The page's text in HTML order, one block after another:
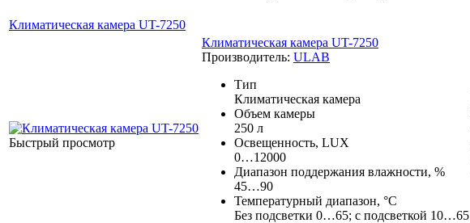
Климатическая камера UT-7250
Быстрый просмотр
Климатическая камера UT-7250
Производитель: ULAB
Тип
Климатическая камера
Объем камеры
250 л
Освещенность, LUX
0…12000
Диапазон поддержания влажности, %
45…90
Температурный диапазон, °С
Без подсветки 0…65; с подсветкой 10…65